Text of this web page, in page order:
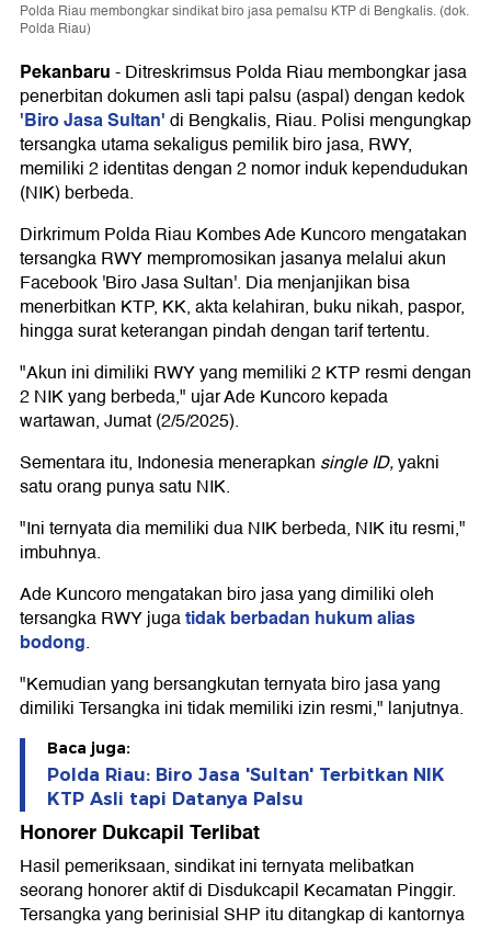
Polda Riau membongkar sindikat biro jasa pemalsu KTP di Bengkalis. (dok.
Polda Riau)
Pekanbaru-Ditreskrimsus Polda Riau membongkar jasa
penerbitan dokumen asli tapi palsu (aspal) dengan kedok
'Biro Jasa Sultan'di Bengkalis, Riau. Polisi mengungkap
tersangka utama sekaligus pemilik biro jasa, RWY,
memiliki 2 identitas dengan 2 nomor induk kependudukan
(NIK) berbeda.
Dirkrimum Polda Riau Kombes Ade Kuncoro mengatakan
tersangka RWY mempromosikan jasanya melalui akun
Facebook 'Biro Jasa Sultan'. Dia menjanjikan bisa
menerbitkan KTP, KK, akta kelahiran, buku nikah, paspor,
hingga surat keterangan pindah dengan tarif tertentu.
"Akun ini dimiliki RWY yang memiliki 2 KTP resmi dengan
2 NIK yang berbeda," ujar Ade Kuncoro kepada
wartawan, Jumat (2/5/2025).
Sementara itu, Indonesia menerapkan single ID,yakni
satu orang punya satu NIK.
"Ini ternyata dia memiliki dua NIK berbeda, NIK itu resmi,"
imbuhnya.
Ade Kuncoro mengatakan biro jasa yang dimiliki oleh
tersangka RWY jugatidak berbadan hukum alias
bodong.
"Kemudian yang bersangkutan ternyata biro jasa yang
dimiliki Tersangka ini tidak memiliki izin resmi," lanjutnya.
Baca juga:
Polda Riau: Biro Jasa 'Sultan' Terbitkan NIK
KTP Asli tapi Datanya Palsu
Honorer Dukcapil Terlibat
Hasil pemeriksaan, sindikat ini ternyata melibatkan
seorang honorer aktif di Disdukcapil Kecamatan Pinggir.
Tersangka yang berinisial SHP itu ditangkap di kantornya